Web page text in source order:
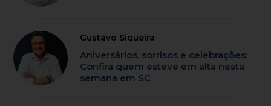
Gustavo Siqueira
Aniversários, sorrisos e celebrações:
Confira quem esteve em alta nesta
semana em SC